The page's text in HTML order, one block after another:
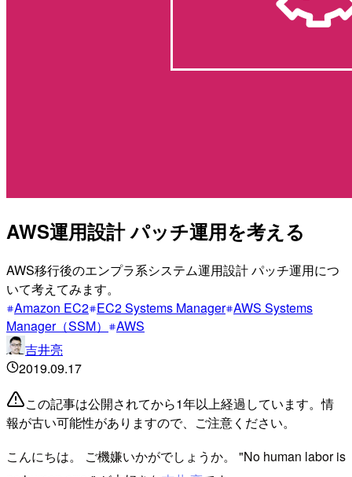
AWS運用設計 パッチ運用を考える
AWS移行後のエンプラ系システム運用設計 パッチ運用につ
いて考えてみます。
Amazon EC2 EC2 Systems Manager AWS Systems
Manager（SSM）
AWS
吉井亮
2019.09.17
この記事は公開されてから1年以上経過しています。情
報が古い可能性がありますので、ご注意ください。
こんにちは。 ご機嫌いかがでしょうか。 "No human labor is